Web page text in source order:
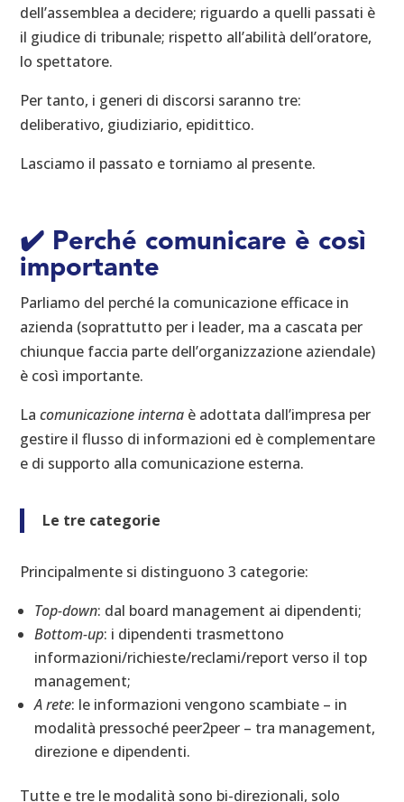
dell’assemblea a decidere; riguardo a quelli passati è
il giudice di tribunale; rispetto all’abilità dell’oratore,
lo spettatore.
Per tanto, i generi di discorsi saranno tre:
deliberativo, giudiziario, epidittico.
Lasciamo il passato e torniamo al presente.
✔️ Perché comunicare è così
importante
Parliamo del perché la comunicazione efficace in
azienda (soprattutto per i leader, ma a cascata per
chiunque faccia parte dell’organizzazione aziendale)
è così importante.
Lacomunicazione interna è adottata dall’impresa per
gestire il flusso di informazioni ed è complementare
e di supporto alla comunicazione esterna.
Le tre categorie
Principalmente si distinguono 3 categorie:
Top-down: dal board management ai dipendenti;
Bottom-up: i dipendenti trasmettono
informazioni/richieste/reclami/report verso il top
management;
A rete: le informazioni vengono scambiate – in
modalità pressoché peer2peer – tra management,
direzione e dipendenti.
Tutte e tre le modalità sono bi-direzionali, solo